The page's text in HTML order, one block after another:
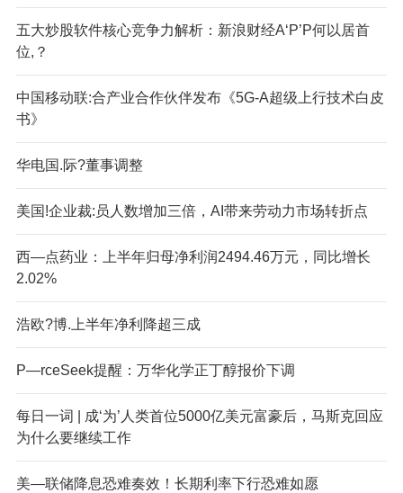
五大炒股软件核心竞争力解析：新浪财经A‘P’P何以居首
位,？
中国移动联:合产业合作伙伴发布《5G-A超级上行技术白皮
书》
华电国.际?董事调整
美国!企业裁:员人数增加三倍，AI带来劳动力市场转折点
西—点药业：上半年归母净利润2494.46万元，同比增长
2.02%
浩欧?博.上半年净利降超三成
P—rceSeek提醒：万华化学正丁醇报价下调
每日一词 | 成‘为’人类首位5000亿美元富豪后，马斯克回应
为什么要继续工作
美—联储降息恐难奏效！长期利率下行恐难如愿